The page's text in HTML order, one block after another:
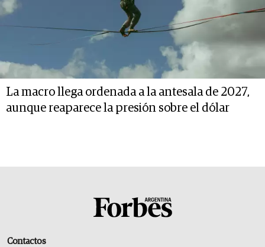
La macro llega ordenada a la antesala de 2027,
aunque reaparece la presión sobre el dólar
Contactos